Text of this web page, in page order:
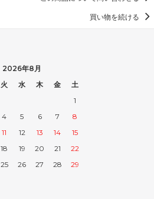
買い物を続ける
2026年8月
火 水 木 金
土
1
4 5 6 7
8
11 12 13 14
15
18 19 20 21
22
25 26 27 28
29